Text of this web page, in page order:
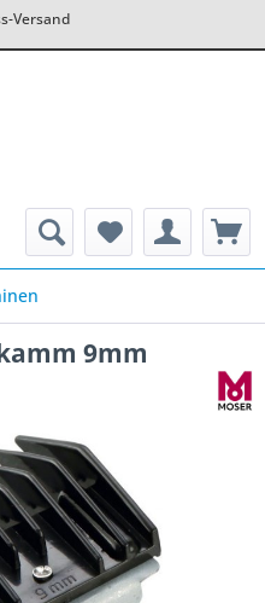
Versand
9mm